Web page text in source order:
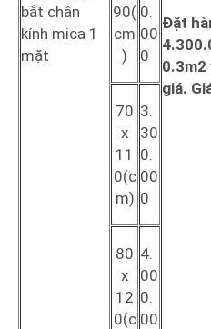
bắt chân
kính mica 1
mặt
Đặt
giá.
90(
cm
)
0.
00
0
70
x
11
0(c
m)
3.
30
0.
00
0
80
x
12
0(c
4.
00
0.
00